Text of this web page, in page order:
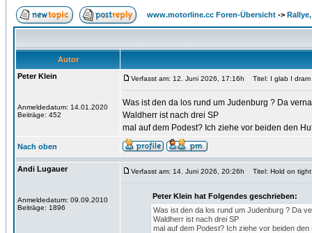
www.motorline.cc Foren-Übersicht ->
Autor
Peter Klein
Anmeldedatum: 14.01.2020
Beiträge: 452
Verfasst am: 12. Juni 2026, 17:16h Titel: I glab I dram
Was ist den da los rund um Judenburg ? Da
Waldherr ist nach drei SP
mal auf dem Podest? Ich ziehe vor beiden den
Nach oben
Andi Lugauer
Anmeldedatum: 09.09.2010
Beiträge: 1896
Verfasst am: 14. Juni 2026, 20:26h Titel: Hold on
Peter Klein hat Folgendes geschrieben:
Was ist den da los rund um Judenburg ? Da
Waldherr ist nach drei SP
mal auf dem Podest? Ich ziehe vor beiden